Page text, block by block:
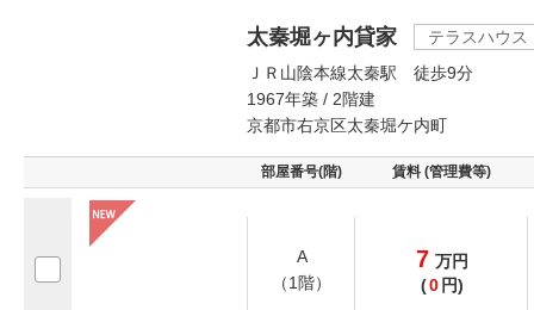
太秦堀ヶ内貸家
テラスハウス
ＪＲ山陰本線太秦駅 徒歩9分
1967年築 / 2階建
京都市右京区太秦堀ケ内町
部屋番号(階) 賃料 (管理費等)
A
（1階）
7 万円
(0 円)